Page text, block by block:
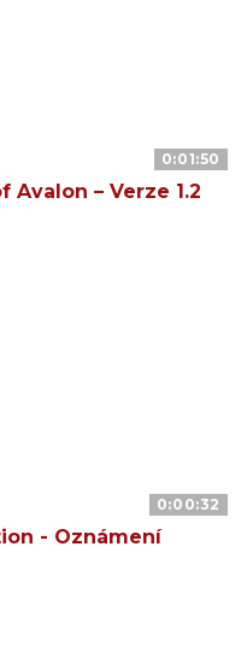
0:01:50
Avalon – Verze 1.2
0:00:32
- Oznámení